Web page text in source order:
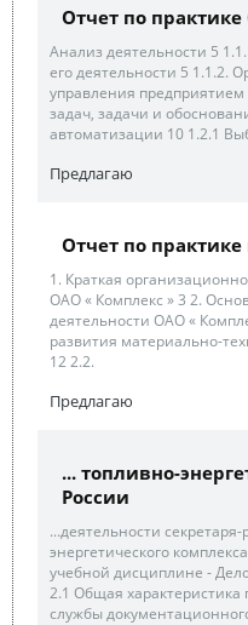
Отчет по
Анализ деятельности 5
его деятельности 5 1.1.2.
управления предприятием
задач, задачи и
автоматизации 10 1.2.1
Предлагаю
Отчет по
1. Краткая
ОАО « Комплекс » 3 2.
деятельности ОАО «
развития материально-
12 2.2.
Предлагаю
... топливно-
России
...деятельности
энергетического
учебной дисциплине -
2.1 Общая
службы